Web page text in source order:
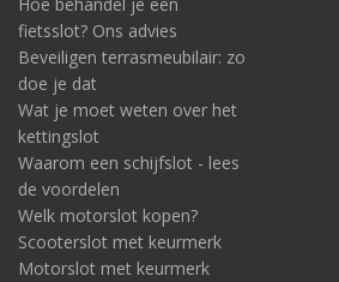
fietsslot? Ons advies
Beveiligen terrasmeubilair: zo
doe je dat
Wat je moet weten over het
kettingslot
Waarom een schijfslot - lees
de voordelen
Welk motorslot kopen?
Scooterslot met keurmerk
Motorslot met keurmerk